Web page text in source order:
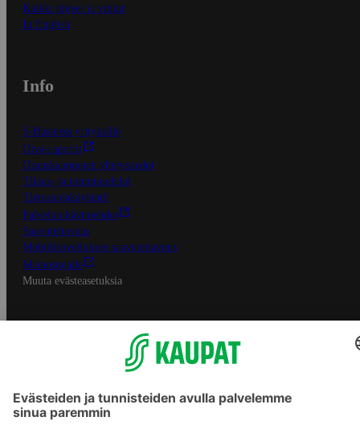
Kaikki ohjeet ja vinkit
In English
Info
S-Business yrityksille
Oiva-raportit
Osuuskauppojen yhteystiedot
Tilaus- ja toimitusehdot
Tietosuojakäytäntö
Palvelun käyttöehdot
Saavutettavuus
Mobiilisovelluksen saavutettavuus
Mainostajalle
Muuta evästeasetuksia
S-ryhmän palvelut
Asiakasomistajuus